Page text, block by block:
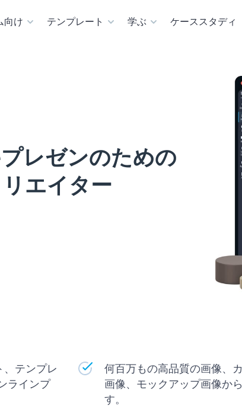
向け テンプレート 学ぶ ケーススタディ
レゼンのための
エイター
、テンプレ
ラインプ
何百万もの高品質の画像、
画像、モックアップ画像か
す。